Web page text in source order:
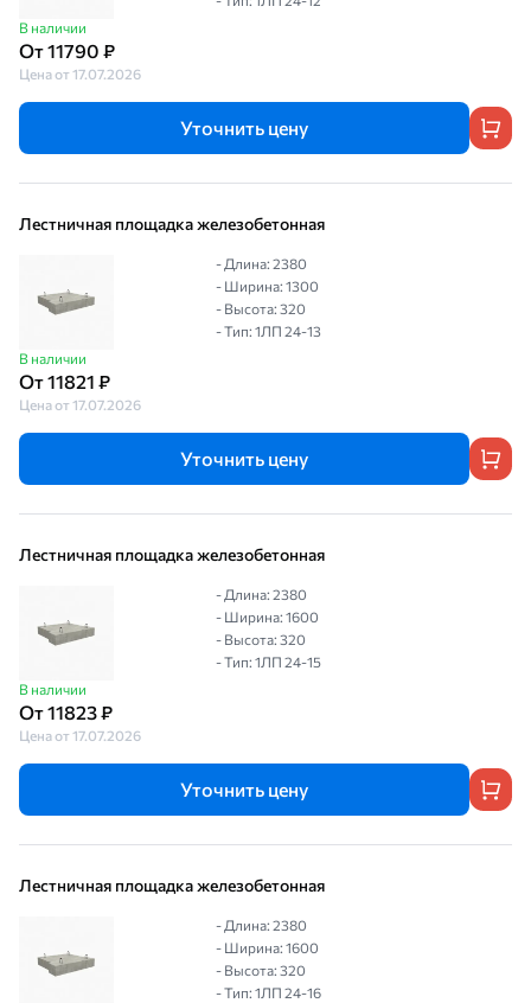
В наличии
От 11790 ₽
Цена от 17.07.2026
Уточнить цену
Лестничная площадка железобетонная
В наличии
От 11821 ₽
Цена от 17.07.2026
- Длина: 2380
- Ширина: 1300
- Высота: 320
- Тип: 1ЛП 24-13
Уточнить цену
Лестничная площадка железобетонная
В наличии
От 11823 ₽
Цена от 17.07.2026
- Длина: 2380
- Ширина: 1600
- Высота: 320
- Тип: 1ЛП 24-15
Уточнить цену
Лестничная площадка железобетонная
- Длина: 2380
- Ширина: 1600
- Высота: 320
- Тип: 1ЛП 24-16